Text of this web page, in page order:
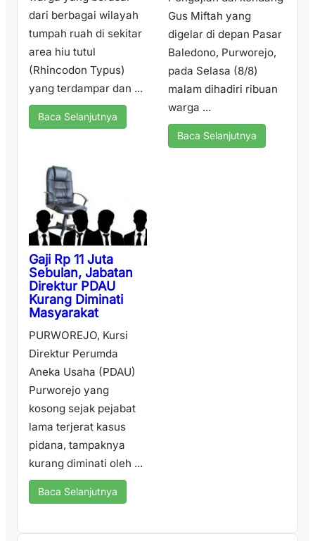
dari berbagai wilayah
tumpah ruah di sekitar
area hiu tutul
(Rhincodon Typus)
yang terdampar dan ...
Baca Selanjutnya
Gus Miftah yang
digelar di depan Pasar
Baledono, Purworejo,
pada Selasa (8/8)
malam dihadiri ribuan
warga ...
Baca Selanjutnya
Gaji Rp 11 Juta
Sebulan, Jabatan
Direktur PDAU
Kurang Diminati
Masyarakat
PURWOREJO, Kursi
Direktur Perumda
Aneka Usaha (PDAU)
Purworejo yang
kosong sejak pejabat
lama terjerat kasus
pidana, tampaknya
kurang diminati oleh ...
Baca Selanjutnya